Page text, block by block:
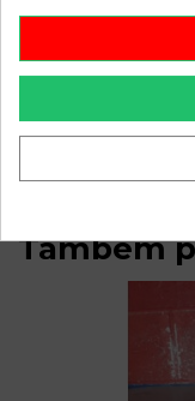
Recambio de
berlina (1j1) | 0.97 -
referencia OEM IAM
Também